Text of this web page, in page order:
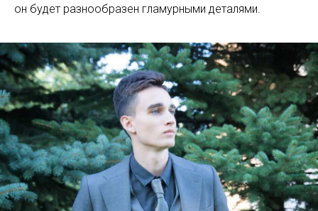
он будет разнообразен гламурными деталями.